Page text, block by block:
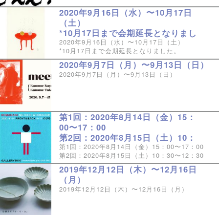
2020年9月16日（水）〜10月17日
（土）
*10月17日まで会期延長となりまし
た。
2020年9月16日（水）〜10月17日（土）
*10月17日まで会期延長となりました。
2020年9月7日（月）〜9月13日（日）
2020年9月7日（月）〜9月13日（日）
第1回：2020年8月14日（金）15：
00〜17：00
第2回：2020年8月15日（土）10：
30〜12：30
第1回：2020年8月14日（金）15：00〜17：00
第2回：2020年8月15日（土）10：30〜12：30
2019年12月12日（木）〜12月16日
（月）
2019年12月12日（木）〜12月16日（月）